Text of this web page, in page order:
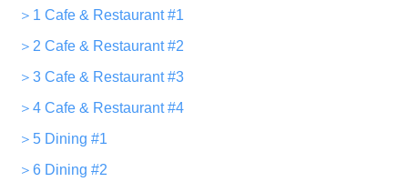
＞1 Cafe & Restaurant #1
＞2 Cafe & Restaurant #2
＞3 Cafe & Restaurant #3
＞4 Cafe & Restaurant #4
＞5 Dining #1
＞6 Dining #2